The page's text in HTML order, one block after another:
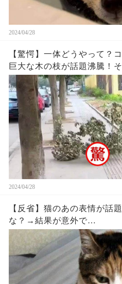
2024/04/28
【驚愕】一体どうやって？
巨大な木の枝が話題沸騰！
2024/04/28
【反省】猫のあの表情が話
な？→結果が意外で…